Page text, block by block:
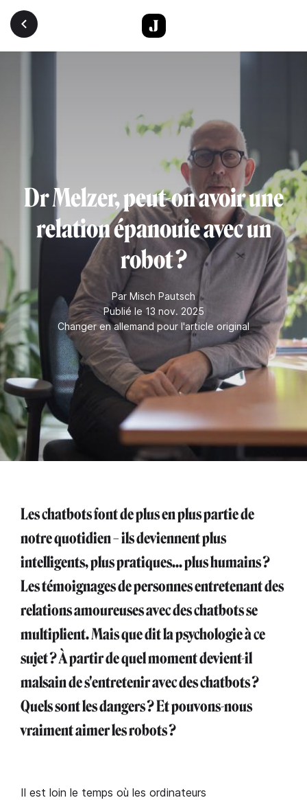
Aller au contenu principal
Dr Melzer, peut-on avoir une
relation épanouie avec un
robot ?
Par Misch Pautsch
Publié le 13 nov. 2025
Changer en allemand pour l'article original
Les chatbots font de plus en plus partie de
notre quotidien – ils deviennent plus
intelligents, plus pratiques... plus humains ?
Les témoignages de personnes entretenant des
relations amoureuses avec des chatbots se
multiplient. Mais que dit la psychologie à ce
sujet ? À partir de quel moment devient-il
malsain de s'entretenir avec des chatbots ?
Quels sont les dangers ? Et pouvons-nous
vraiment aimer les robots ?
Il est loin le temps où les ordinateurs